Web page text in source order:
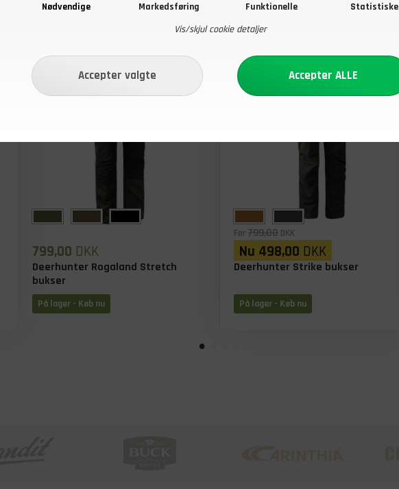
Nødvendige Markedsføring Funktionelle
Statistiske
Vis/skjul cookie detaljer
799,00 DKK
Deerhunter Rogaland Stretch
bukser
På lager - Køb nu
- 38%
Før799,00 DKK
Nu 498,00 DKK
Deerhunter Strike bukser
På lager - Køb nu